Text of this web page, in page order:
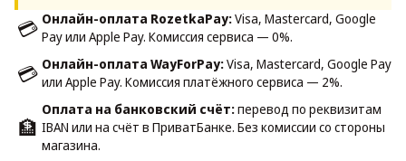
💳 Онлайн-оплата RozetkaPay:Visa, Mastercard, Google
Pay или Apple Pay. Комиссия сервиса — 0%.
💳 Онлайн-оплата WayForPay:Visa, Mastercard, Google Pay
или Apple Pay. Комиссия платёжного сервиса — 2%.
🏦
Оплата на банковский счёт:перевод по реквизитам
IBAN или на счёт в ПриватБанке. Без комиссии со стороны
магазина.